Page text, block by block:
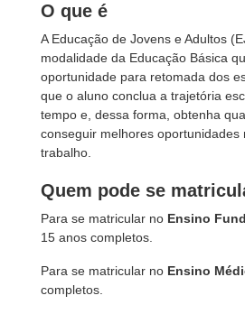
O que é
A Educação de Jovens e Adultos
modalidade da Educação Básica
oportunidade para retomada dos
que o aluno conclua a trajetória
tempo e, dessa forma, obtenha
conseguir melhores oportunidades
trabalho.
Quem pode se
Para se matricular no Ensino
15 anos completos.
Para se matricular no Ensino
completos.